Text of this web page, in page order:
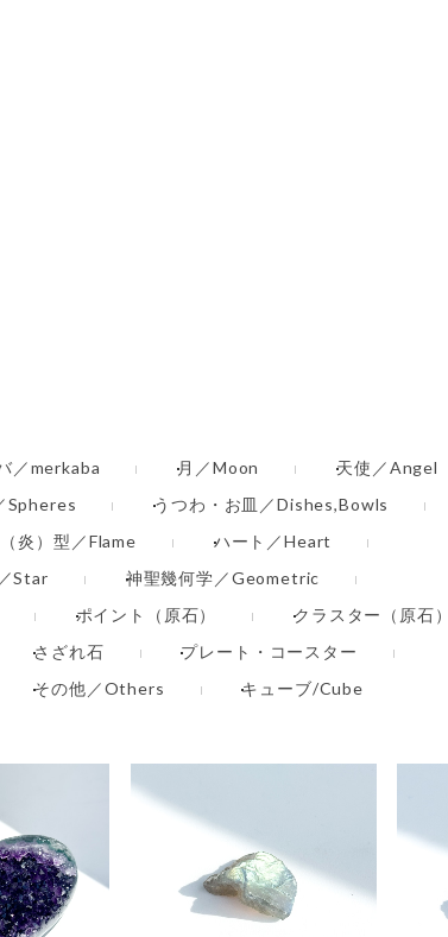
／merkaba 月／Moon
天使／Angel
Spheres
うつわ・お皿／Dishes,Bowls
炎）型／Flame
ハート／Heart
Star
神聖幾何学／Geometric
ポイント（原石）
クラスター（原石）
さざれ石
プレート・コースター
その他／Others キューブ/Cube